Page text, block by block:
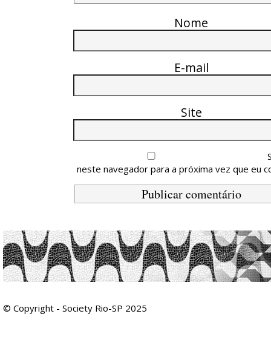
Nome
E-mail
Site
neste navegador para a próxima vez que eu
© Copyright - Society Rio-SP 2025